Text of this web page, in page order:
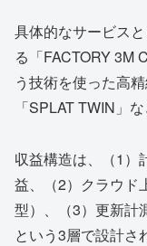
具体的なサービス
る「FACTORY 3M
う技術を使った高
「SPLAT TWIN」
収益構造は、（1）
益、（2）クラウド
型）、（3）更新計
という3層で設計さ